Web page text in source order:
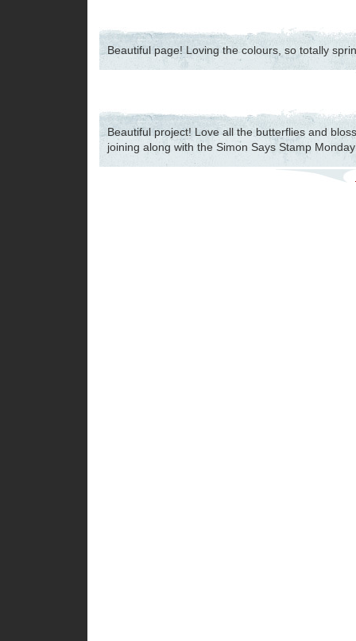
Beautiful page! Loving the colours, so totally
Beautiful project! Love all the butterflies and
joining along with the Simon Says Stamp